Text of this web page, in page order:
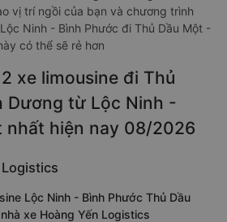
vị trí ngồi của bạn và chương trình
Ninh - Bình Phước đi Thủ Dầu Một -
có thể sẽ rẻ hơn
xe limousine đi Thủ
Dương từ Lộc Ninh -
nhất hiện nay 08/2026
Logistics
Lộc Ninh - Bình Phước Thủ Dầu
xe Hoàng Yến Logistics